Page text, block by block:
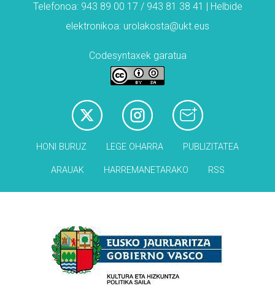
Telefonoa: 943 89 00 17 / 943 81 38 41 | Helbide
elektronikoa: urolakosta@ukt.eus
Codesyntaxek garatua
HONI BURUZ LEGE OHARRA PUBLIZITATEA
ARAUAK HARREMANETARAKO RSS